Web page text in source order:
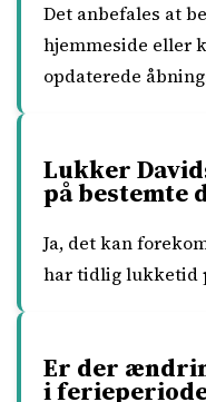
Det anbefales at
hjemmeside eller
opdaterede
Lukker
på bestemte
Ja, det kan
har tidlig lukketid
Er der
i